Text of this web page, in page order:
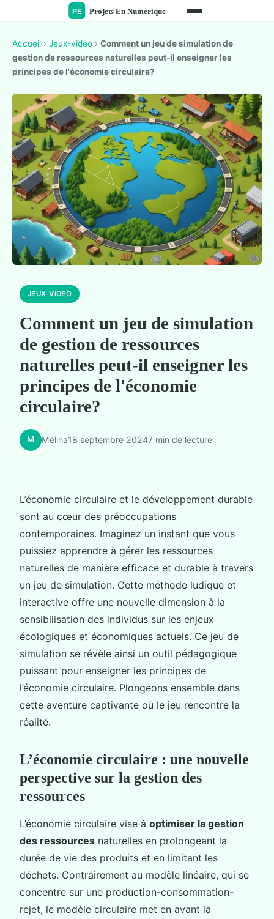
Accueil › Jeux-video › Comment un jeu de simulation de
gestion de ressources naturelles peut-il enseigner les
principes de l'économie circulaire?
JEUX-VIDEO
Comment un jeu de simulation
de gestion de ressources
naturelles peut-il enseigner les
principes de l'économie
circulaire?
M Mélina18 septembre 20247 min de lecture
L’économie circulaire et le développement durable
sont au cœur des préoccupations
contemporaines. Imaginez un instant que vous
puissiez apprendre à gérer les ressources
naturelles de manière efficace et durable à travers
un jeu de simulation. Cette méthode ludique et
interactive offre une nouvelle dimension à la
sensibilisation des individus sur les enjeux
écologiques et économiques actuels. Ce jeu de
simulation se révèle ainsi un outil pédagogique
puissant pour enseigner les principes de
l’économie circulaire. Plongeons ensemble dans
cette aventure captivante où le jeu rencontre la
réalité.
L’économie circulaire : une nouvelle
perspective sur la gestion des
ressources
L’économie circulaire vise à optimiser la gestion
des ressources naturelles en prolongeant la
durée de vie des produits et en limitant les
déchets. Contrairement au modèle linéaire, qui se
concentre sur une production-consommation-
rejet, le modèle circulaire met en avant la